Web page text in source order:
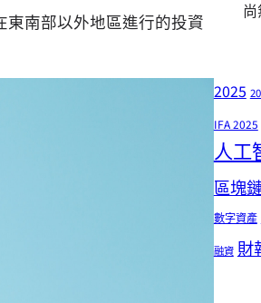
東南部以外地區進行的投資
2025
IFA 2025
人工
區塊
數字資產
融資 財